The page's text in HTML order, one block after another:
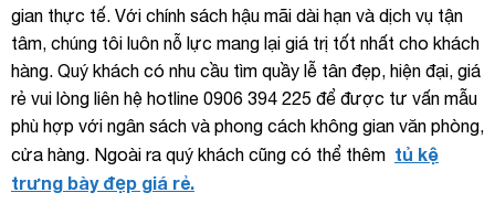
gian thực tế. Với chính sách hậu mãi dài hạn và dịch vụ tận
tâm, chúng tôi luôn nỗ lực mang lại giá trị tốt nhất cho khách
hàng. Quý khách có nhu cầu tìm quầy lễ tân đẹp, hiện đại, giá
rẻ vui lòng liên hệ hotline 0906 394 225 để được tư vấn mẫu
phù hợp với ngân sách và phong cách không gian văn phòng,
cửa hàng. Ngoài ra quý khách cũng có thể thêm tủ kệ
trưng bày đẹp giá rẻ.